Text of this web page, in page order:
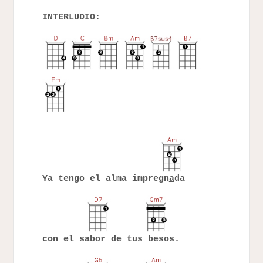
INTERLUDIO:
Ya tengo el alma impregnada
con el sabor de tus besos.